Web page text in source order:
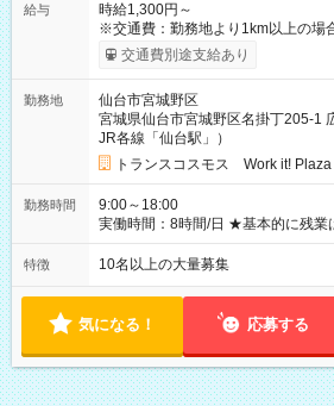
給与
時給1,300円～
※交通費：勤務地より1km以上の場
2,500円/日） ※残業代：残業発生時
給与変動なし ＜ 収入例 ＞ ■週5日勤務の場合… 月収22万8,800
4日勤務の場合… 月収16万6,400円
（時給
交通費別途支給あり
勤務地
仙台市宮城野区
宮城県仙台市宮城野区名掛丁205-1
JR各線「仙台駅」）
トランスコスモス Work it! Plaza
勤務時間
9:00～18:00
実働時間：8時間/日 ★基本的に残
業代は1分単位で支給いたします
特徴 10名以上の大量募集
気になる！ 応募する